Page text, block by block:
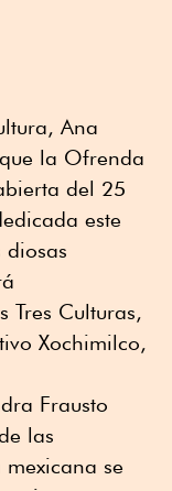
Ana
la Ofrenda
del 25
este
Tres Culturas,
Xochimilco,
Frausto
las
se